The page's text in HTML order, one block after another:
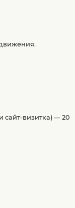
сайт-визитка) — 20